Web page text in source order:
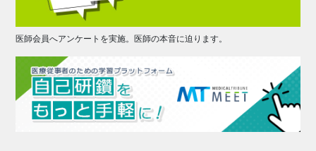
医師会員へアンケートを実施。医師の本音に迫ります。